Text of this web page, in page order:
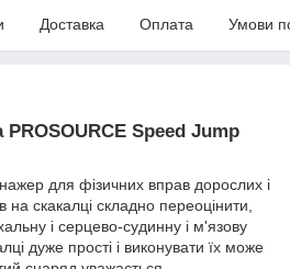
Доставка Оплата Умови
Speed Jump
для фізичних вправ дорослих і
на скакалці складно переоцінити,
і серцево-судинну і м'язову
дуже прості і виконувати їх може